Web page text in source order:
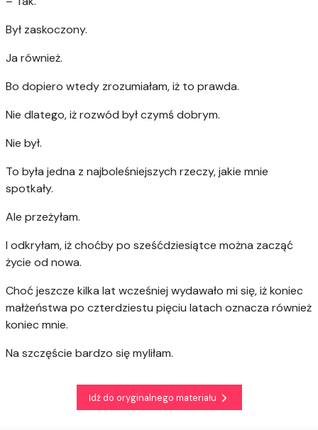
Był zaskoczony.
Ja również.
Bo dopiero wtedy zrozumiałam, iż to prawda.
Nie dlatego, iż rozwód był czymś dobrym.
Nie był.
To była jedna z najboleśniejszych rzeczy, jakie mnie
spotkały.
Ale przeżyłam.
I odkryłam, iż choćby po sześćdziesiątce można zacząć
życie od nowa.
Choć jeszcze kilka lat wcześniej wydawało mi się, iż koniec
małżeństwa po czterdziestu pięciu latach oznacza również
koniec mnie.
Na szczęście bardzo się myliłam.
Idź do oryginalnego materiału